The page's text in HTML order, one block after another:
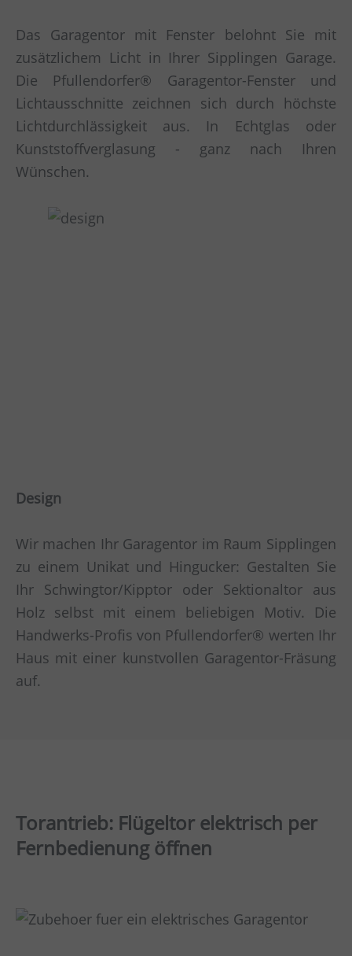
Das Garagentor mit Fenster belohnt Sie mit
zusätzlichem Licht in Ihrer Sipplingen Garage.
Die Pfullendorfer® Garagentor-Fenster und
Lichtausschnitte zeichnen sich durch höchste
Lichtdurchlässigkeit aus. In Echtglas oder
Kunststoffverglasung - ganz nach Ihren
Wünschen.
Design
Wir machen Ihr Garagentor im Raum Sipplingen
zu einem Unikat und Hingucker: Gestalten Sie
Ihr Schwingtor/Kipptor oder Sektionaltor aus
Holz selbst mit einem beliebigen Motiv. Die
Handwerks-Profis von Pfullendorfer® werten Ihr
Haus mit einer kunstvollen Garagentor-Fräsung
auf.
Torantrieb: Flügeltor elektrisch per
Fernbedienung öffnen